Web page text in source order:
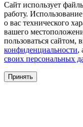
Сайт использует
работу.
о вас технического
вашего
пользоваться сайтом,
конфиденциальности,
своих персональных
Принять